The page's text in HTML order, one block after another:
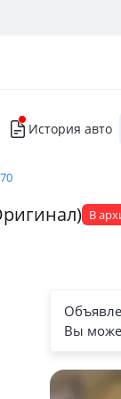
История авто
В
Вы